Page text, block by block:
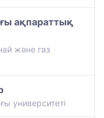
ақпараттық
және газ
университеті